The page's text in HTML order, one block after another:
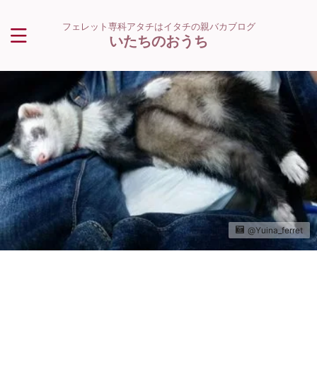
フェレット専科アタチはイタチの親バカブログ
いたちのおうち
@Yuina_ferret